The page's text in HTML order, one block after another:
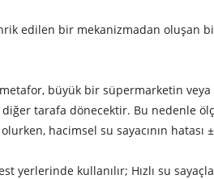
edilen bir mekanizmadan oluşan bir
büyük bir süpermarketin
diğer tarafa dönecektir. Bu nedenle
hacimsel su sayacının
kullanılır; Hızlı su